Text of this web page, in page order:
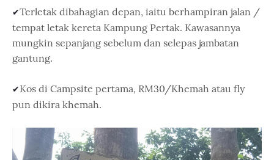
✔Terletak dibahagian depan, iaitu berhampiran jalan /
tempat letak kereta Kampung Pertak. Kawasannya
mungkin sepanjang sebelum dan selepas jambatan
gantung.
✔Kos di Campsite pertama, RM30/Khemah atau fly
pun dikira khemah.